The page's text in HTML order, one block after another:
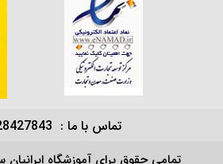
تماس با ما : 28427843-021
تمامی حقوق برای آموزشگاه